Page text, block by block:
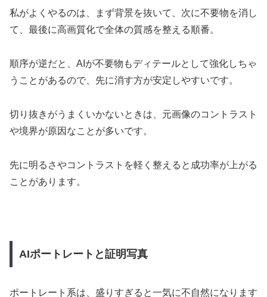
私がよくやるのは、まず背景を抜いて、次に不要物を消し
て、最後に高画質化で全体の質感を整える順番。
順序が逆だと、AIが不要物もディテールとして強化しちゃ
うことがあるので、先に消す方が安定しやすいです。
切り抜きがうまくいかないときは、元画像のコントラスト
や境界が原因なことが多いです。
先に明るさやコントラストを軽く整えると成功率が上がる
ことがあります。
AIポートレートと証明写真
ポートレート系は、盛りすぎると一気に不自然になります